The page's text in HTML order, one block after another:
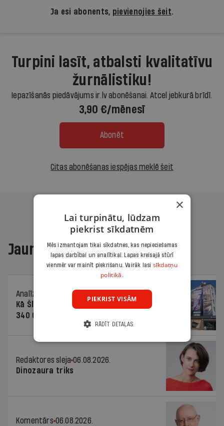
Ja esi abonents, pievienojies šeit.
Turpini lasīt, atbalsti kvalitatīvu
žurnālistiku!
Iepazīšanās piedāvājums ir.lv abonēšanai. Atcel jebkurā brīdī.
3,90 €/mēnesī
Abonēt
Citas abonēšanas iespējas meklē šeit
Jaunākajā žurnālā
Analīze
06.08.2026.
Kā Šlesera partija palika nesodīta par
340 000 vērtu reklāmas kampaņu
Redaktores sleja 06.08.2026.
Dinozaura triks
Komentārs 06.08.2026.
×
Lai turpinātu, lūdzam
piekrist sīkdatnēm
Mēs izmantojam tikai sīkdatnes, kas nepieciešamas
lapas darbībai un analītikai. Lapas kreisajā stūrī
vienmēr var mainīt piekrišanu. Vairāk lasi sīkdatņu
politikā.
PIEKRIST VISĀM
RĀDĪT DETAĻAS